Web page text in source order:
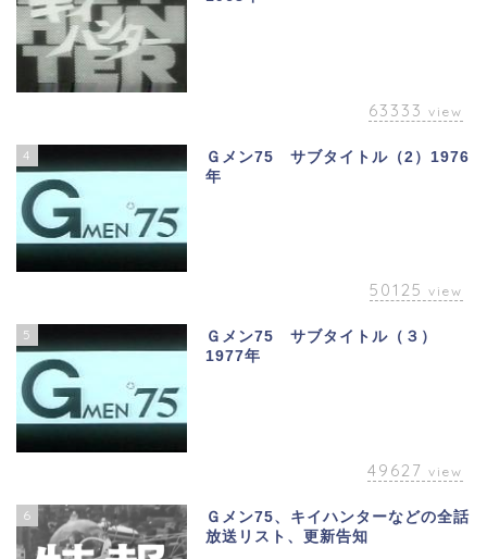
63333 view
4
Ｇメン75 サブタイトル（2）1976
年
50125 view
5
Ｇメン75 サブタイトル（３）
1977年
49627 view
6
Ｇメン75、キイハンターなどの全話
放送リスト、更新告知